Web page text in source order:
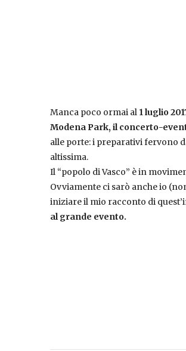
Manca poco ormai al 1 luglio
Modena Park,il concerto-
alle porte: i preparativi fervono
altissima.
Il “popolo di Vasco” è in
Ovviamente ci sarò anche io
iniziare il mio racconto di
al grande evento.